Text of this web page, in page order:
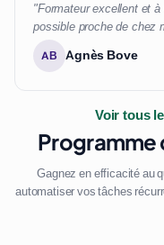
"Formateur excellent et
possible proche de chez
AB Agnès Bove
Voir tous
Programme
Gagnez en efficacité au
automatiser vos tâches